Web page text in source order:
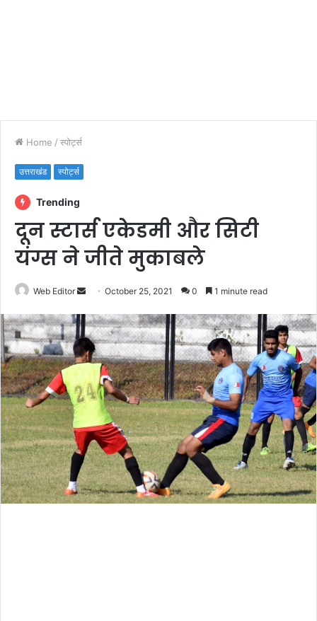
Home / स्पोर्ट्स
उत्तराखंड स्पोर्ट्स
Trending
दून स्टार्स एकेडमी और सिटी
यंग्स ने जीते मुकाबले
Web Editor
n
d
a
e
m
a
i
l
October 25, 2021 0 1 minute read